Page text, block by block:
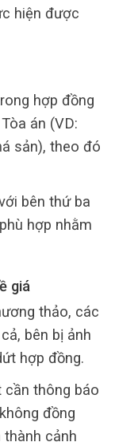
hiện được
hợp đồng
án (VD:
sản), theo đó
bên thứ ba
hợp nhằm
giá
thảo, các
bên bị ảnh
hợp đồng.
cần thông báo
đồng
thành cảnh